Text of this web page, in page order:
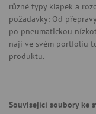
různé typy klapek a
požadavky: Od
po pneumatickou
nají ve svém portfoliu
produktu.
Související soubory ke